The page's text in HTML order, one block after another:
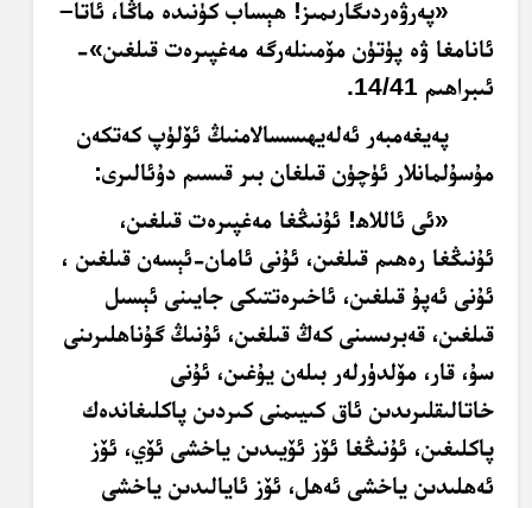
«پەرۋەردىگارىمىز! ھېساب كۈنىدە ماڭا، ئاتا–
ئانامغا ۋە پۈتۈن مۆمىنلەرگە مەغپىرەت قىلغىن»-
ئىبراھىم 14/41.
پەيغەمبەر ئەلەيھىسسالامنىڭ ئۆلۈپ كەتكەن
مۇسۇلمانلار ئۈچۈن قىلغان بىر قىسىم دۇئالىرى:
«ئى ئاللاھ! ئۇنىڭغامەغپىرەتقىلغىن،
ئۇنىڭغا رەھىم قىلغىن، ئۇنى ئامان-ئېسەن قىلغىن ،
ئۇنى ئەپۇ قىلغىن، ئاخىرەتتىكى جايىنى ئېسىل
قىلغىن، قەبرىسىنى كەڭ قىلغىن، ئۇنىڭ گۇناھلىرىنى
سۇ، قار، مۆلدۈرلەر بىلەن يۇغىن، ئۇنى
خاتالىقلىرىدىن ئاق كىيىمنى كىردىن پاكلىغاندەك
پاكلىغىن، ئۇنىڭغا ئۆز ئۆيىدىن ياخشى ئۆي، ئۆز
ئەھلىدىن ياخشى ئەھل، ئۆز ئايالىدىن ياخشى